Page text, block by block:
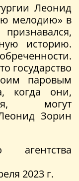
Леонид
мелодию» в
историю.
государство
паровым
когда они,
могут
Зорин
агентства
2023 г.